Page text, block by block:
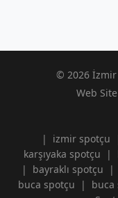
© 2026 İzmir
Web
| izmir spotçu
karşıyaka spotçu
|
|
bayraklı spotçu |
buca spotçu
| buca